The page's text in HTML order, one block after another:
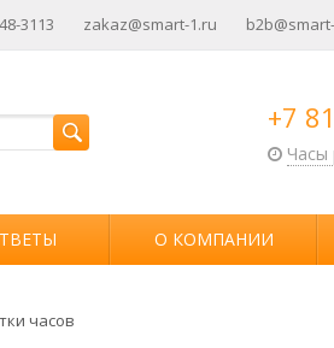
3113 zakaz@smart-1.ru
+7
Часы
О КОМПАНИИ
часов